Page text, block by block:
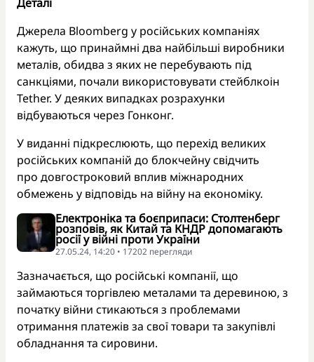
Джерела Bloomberg у російських компаніях
кажуть, що принаймні два найбільші виробники
металів, обидва з яких не перебувають під
санкціями, почали використовувати стейблкоін
Tether. У деяких випадках розрахунки
відбуваються через Гонконг.
У виданні підкреслюють, що перехід великих
російських компаній до блокчейну свідчить
про довгостроковий вплив міжнародних
обмежень у відповідь на війну на економіку.
Електроніка та боєприпаси: Столтенберг
розповів, як Китай та КНДР допомагають
росії у війні проти України
27.05.24, 14:20 • 17202 перегляди
Зазначається, що російські компанії, що
займаються торгівлею металами та деревиною, з
початку війни стикаються з проблемами
отримання платежів за свої товари та закупівлі
обладнання та сировини.